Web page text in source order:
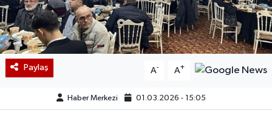
Paylaş A- A+
Haber Merkezi 01.03.2026 - 15:05